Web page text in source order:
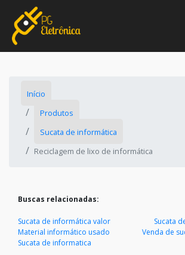
Início
Produtos
Sucata de informática
Reciclagem de lixo de informática
Buscas relacionadas:
Sucata de informática valor
Sucata
Material informático usado
Venda de
Sucata de informatica